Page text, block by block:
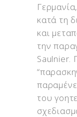
κατά τη
και
την
Saulnier.
του